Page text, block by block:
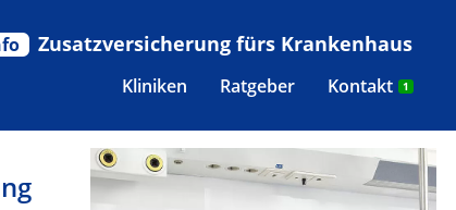
Kliniken
Ratgeber Kontakt 1
Zusatzversicherung fürs Krankenhaus